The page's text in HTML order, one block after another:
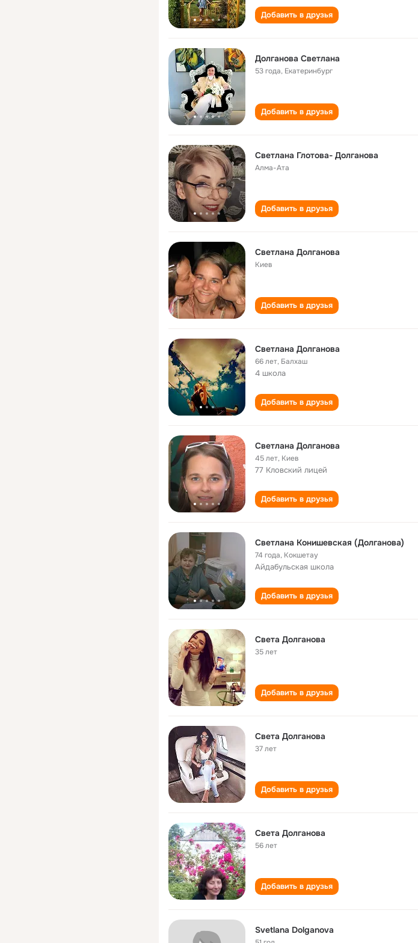
Добавить в друзья
Долганова Светлана
53 года, Екатеринбург
Добавить в друзья
Светлана Глотова- Долганова
Алма-Ата
Добавить в друзья
Светлана Долганова
Киев
Добавить в друзья
Светлана Долганова
66 лет, Балхаш
4 школа
Добавить в друзья
Светлана Долганова
45 лет, Киев
77 Кловский лицей
Добавить в друзья
Светлана Конишевская (Долганова)
74 года, Кокшетау
Айдабульская школа
Добавить в друзья
Света Долганова
35 лет
Добавить в друзья
Света Долганова
37 лет
Добавить в друзья
Света Долганова
56 лет
Добавить в друзья
Svetlana Dolganova